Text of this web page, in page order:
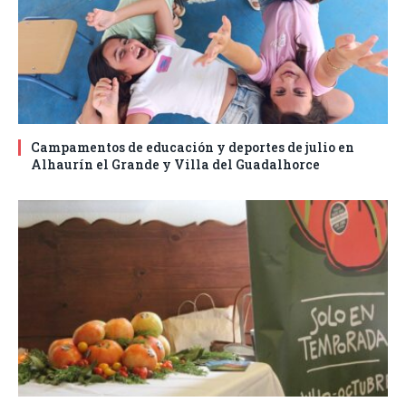
Campamentos de educación y deportes de julio en
Alhaurín el Grande y Villa del Guadalhorce